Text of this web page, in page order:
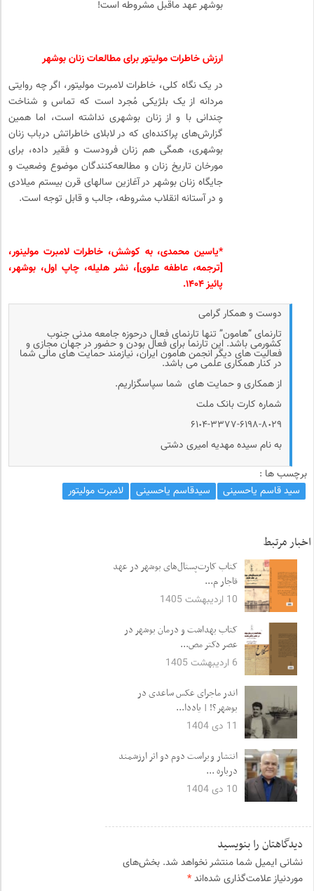
بوشهر عهد ماقبل مشروطه است!
ارزش خاطرات مولیتور برای مطالعات زنان بوشهر
در یک نگاه کلی، خاطرات لامبرت مولیتور، اگر چه روایتی
مردانه از یک بلژیکی مُجرد است که تماس و شناخت
چندانی با و از زنان بوشهری نداشته است، اما همین
گزارش‌­های پراکنده‌­ای که در لابلای خاطراتش درباب زنان
بوشهری، همگی هم زنان فرودست و فقیر داده، برای
مورخان تاریخ زنان و مطالعه‌کنندگان موضوع وضعیت و
جایگاه زنان بوشهر در آغازین سال­های قرن بیستم میلادی
و در آستانه انقلاب مشروطه، جالب و قابل توجه است.
*یاسین محمدی، به کوشش، خاطرات لامبرت مولینور،
[ترجمه، عاطفه علوی]، نشر هلیله، چاپ اول، بوشهر،
پائیز ۱۴۰۴.
دوست و همکار گرامی
تارنمای “هامون” تنها تارنمای فعال درحوزه جامعه مدنی جنوب
کشورمی باشد. این تارنما برای فعال بودن و حضور در جهان مجازی و
فعالیت های دیگر انجمن هامون ایران، نیازمند حمایت های مالی شما
در کنار همکاری علمی می باشد.
از همکاری و حمایت های شما سپاسگزاریم.
شماره کارت بانک ملت
۶۱٠۴-۳۳۷۷-۶۱۹۸-۸٠۲۹
به نام سیده مهدیه امیری دشتی
برچسب ها :
سید قاسم یاحسینی
سیدقاسم یاحسینی لامبرت مولیتور
اخبار مرتبط
کتاب کارت‌پستال‌های بوشهر در عهد
قاجار م...
10 اردیبهشت 1405
کتاب بهداشت و درمان بوشهر در
عصر دکتر مص...
6 اردیبهشت 1405
اندر ماجرای عکس ساعدی در
بوشهر؟! | یاددا...
11 دی 1404
انتشار ویراست دوم دو اثر ارزشمند
درباره ...
10 دی 1404
دیدگاهتان را بنویسید
نشانی ایمیل شما منتشر نخواهد شد. بخش‌های
موردنیاز علامت‌گذاری شده‌اند*